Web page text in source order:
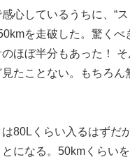
心しているうちに、“
を走破した。驚くべ
ほぼ半分もあった！
たことない。もちろん
80Lくらい入るはずだ
になる。50kmくらい